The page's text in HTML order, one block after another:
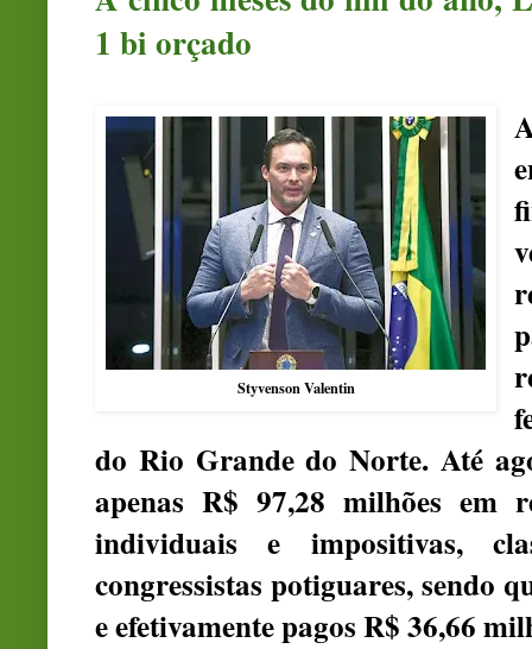
1 bi orçado
Styvenson Valentin
do Rio Grande do Norte. Até
apenas R$ 97,28 milhões em
individuais e impositivas,
congressistas potiguares, sendo
e efetivamente pagos R$ 36,66